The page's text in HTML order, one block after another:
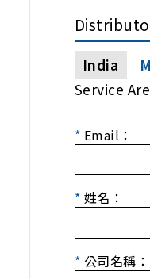
India
Service
* Email：
* 姓名：
* 公司名稱：